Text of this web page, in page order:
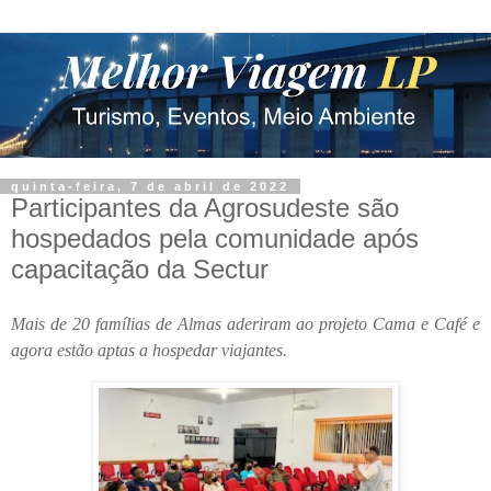
quinta-feira, 7 de abril de 2022
Participantes da Agrosudeste são
hospedados pela comunidade após
capacitação da Sectur
Mais de 20 famílias de Almas aderiram ao projeto Cama e Café e
agora estão aptas a hospedar viajantes.